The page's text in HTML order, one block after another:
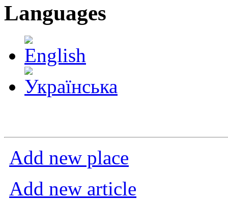
Languages
Add new place
Add new article